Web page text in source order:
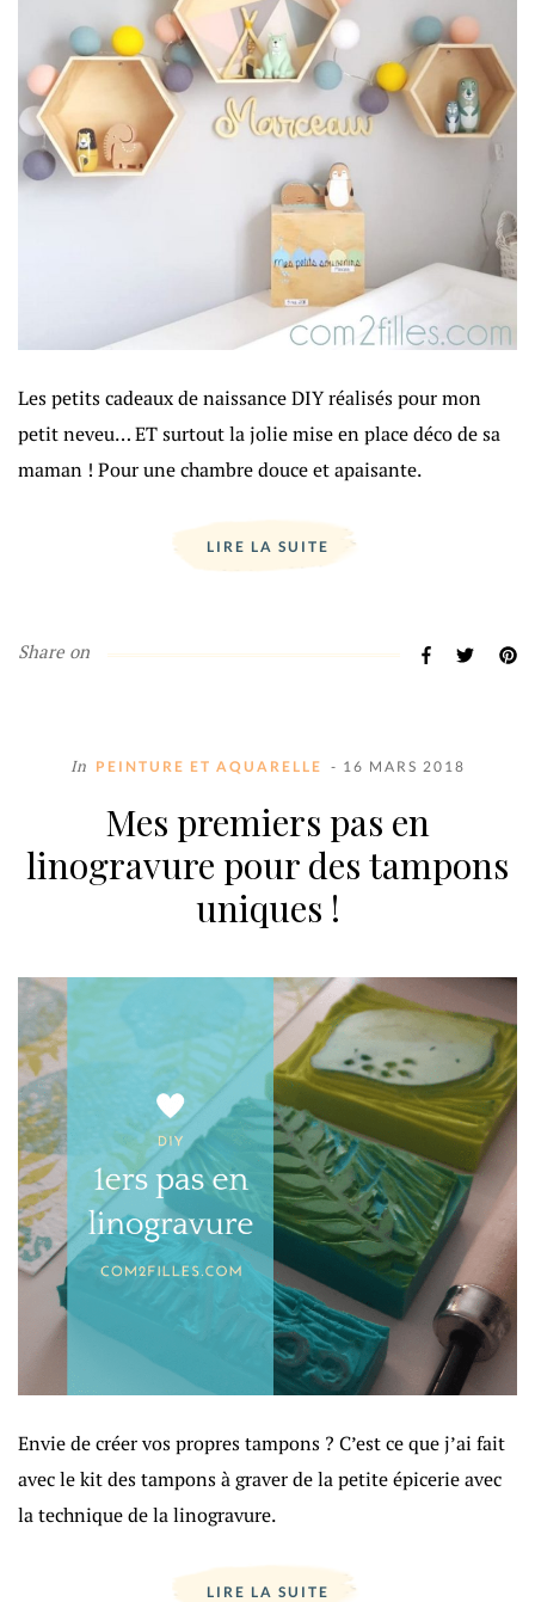
Les petits cadeaux de naissance DIY réalisés pour mon
petit neveu… ET surtout la jolie mise en place déco de sa
maman ! Pour une chambre douce et apaisante.
LIRE LA SUITE
Share on
In PEINTURE ET AQUARELLE - 16 MARS 2018
Mes premiers pas en
linogravure pour des tampons
uniques !
Envie de créer vos propres tampons ? C’est ce que j’ai fait
avec le kit des tampons à graver de la petite épicerie avec
la technique de la linogravure.
LIRE LA SUITE